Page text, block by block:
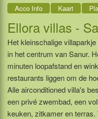
Acco Info Kaart
Ellora villas -
Het kleinschalige
in het centrum van Sanur.
minuten loopafstand en
restaurants liggen om de
Alle airconditioned villa's
een privé zwembad, een
keuken, zitkamer en terras.